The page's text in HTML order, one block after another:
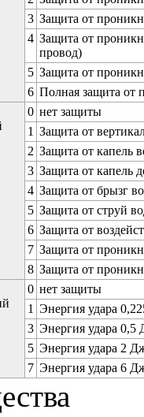
3 Защита от
4 Защита от
провод)
5 Защита от
6 Полная защита от
0 нет защиты
1 Защита от
2 Защита от капель
3 Защита от капель
4 Защита от брызг
5 Защита от струй
6 Защита от
7 Защита от
8 Защита от
0 нет защиты
1 Энергия удара
3 Энергия удара 0,5
5 Энергия удара 2
7 Энергия удара 6